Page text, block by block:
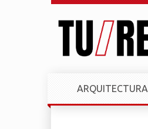
ARQUITECTURA